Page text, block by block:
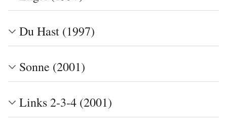
Du Hast (1997)
Sonne (2001)
Links 2-3-4 (2001)